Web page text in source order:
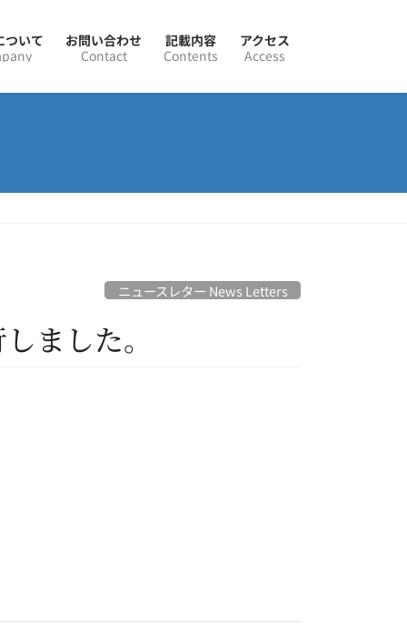
ついて
お問い合わせ
Contact
記載内容
Contents
アクセス
Access
ニュースレター News Letters
ました。